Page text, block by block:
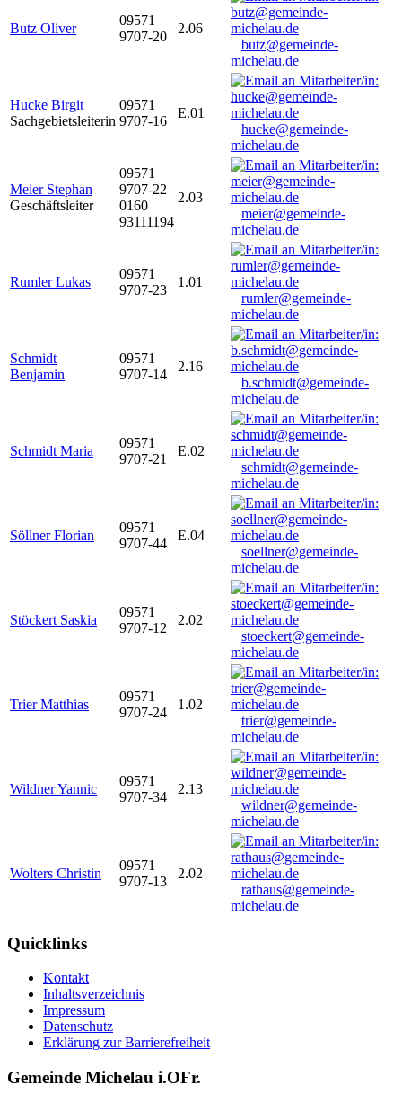
Butz Oliver
09571
9707-20
2.06
butz@gemeinde-
michelau.de
Hucke Birgit
Sachgebietsleiterin
09571
9707-16
E.01
hucke@gemeinde-
michelau.de
Meier Stephan
Geschäftsleiter
09571
9707-22
0160
93111194
2.03
meier@gemeinde-
michelau.de
Rumler Lukas
09571
9707-23
1.01
rumler@gemeinde-
michelau.de
Schmidt
Benjamin
09571
9707-14
2.16
b.schmidt@gemeinde-
michelau.de
Schmidt Maria
09571
9707-21
E.02
schmidt@gemeinde-
michelau.de
Söllner Florian
09571
9707-44
E.04
soellner@gemeinde-
michelau.de
Stöckert Saskia
09571
9707-12
2.02
stoeckert@gemeinde-
michelau.de
Trier Matthias
09571
9707-24
1.02
trier@gemeinde-
michelau.de
Wildner Yannic
09571
9707-34
2.13
wildner@gemeinde-
michelau.de
Wolters Christin
09571
9707-13
2.02
rathaus@gemeinde-
michelau.de
Quicklinks
Kontakt
Inhaltsverzeichnis
Impressum
Datenschutz
Erklärung zur Barrierefreiheit
Gemeinde Michelau i.OFr.